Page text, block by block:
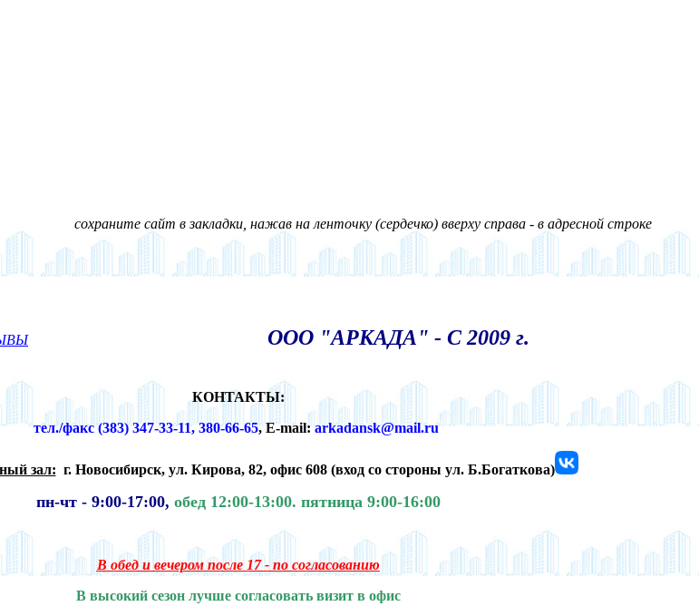
сохраните сайт в закладки, нажав на ленточку (сердечко) вверху справа - в адресной строке
ООО "АРКАДА" - С 2009 г.
КОНТАКТЫ:
тел./факс (383) 347-33-11, 380-66-65,E-mail:arkadansk@mail.ru
зал: г. Новосибирск, ул. Кирова, 82, офис 608 (вход со стороны ул. Б.Богаткова)
пн-чт - 9:00-17:00, обед 12:00-13:00. пятница 9:00-16:00
В обед и вечером после 17 - по согласованию
В высокий сезон лучше согласовать визит в офис